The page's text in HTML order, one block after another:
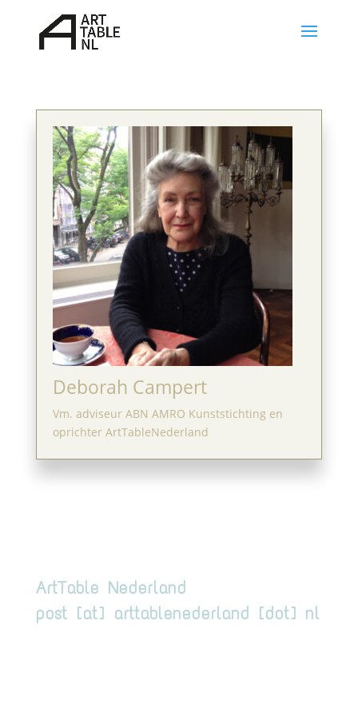
Deborah Campert
Vm. adviseur ABN AMRO Kunststichting en
oprichter ArtTableNederland
ArtTable Nederland
post [at] arttablenederland [dot] nl